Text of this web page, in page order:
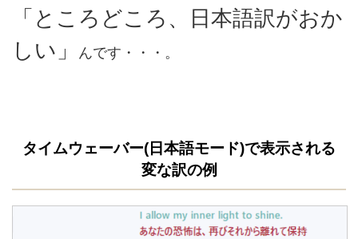
「ところどころ、日本語訳がおか
しい」
んです・・・。
タイムウェーバー(日本語モード)で表示される
変な訳の例